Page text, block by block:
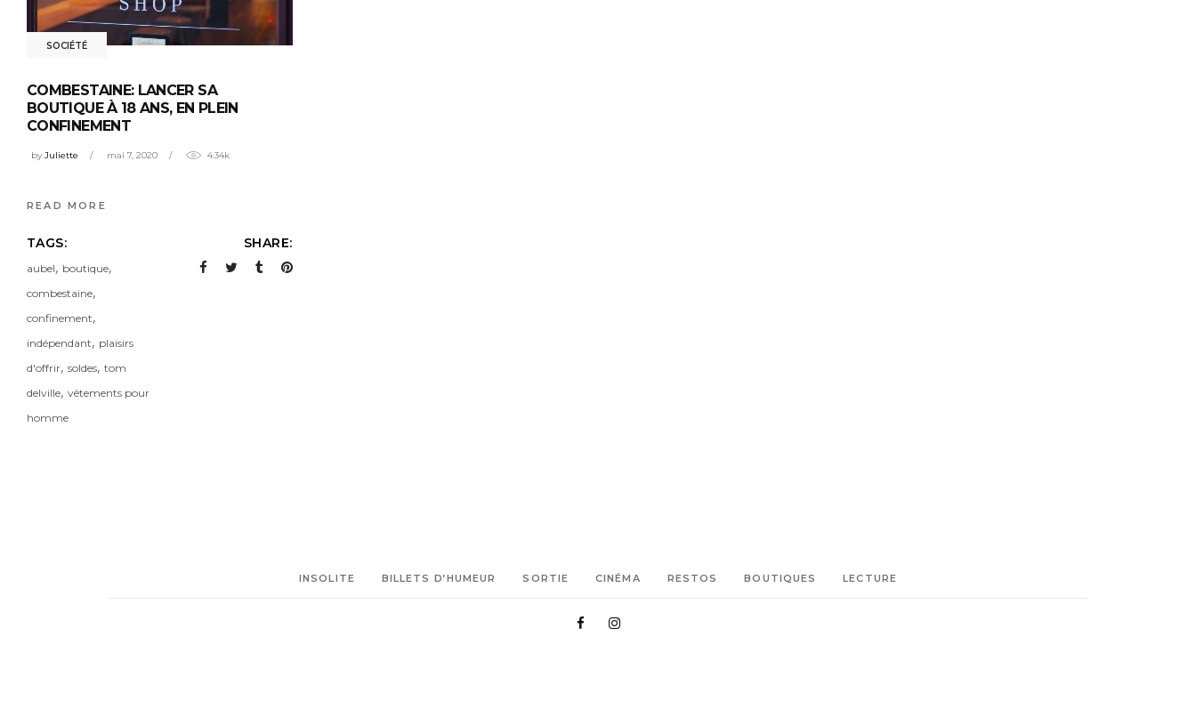
SOCIÉTÉ
COMBESTAINE: LANCER SA
BOUTIQUE À 18 ANS, EN PLEIN
CONFINEMENT
byJuliette mai 7, 2020 4.34k
READ MORE
TAGS:
aubel, boutique,
combestaine,
confinement,
indépendant, plaisirs
d'offrir, soldes, tom
delville, vêtements pour
homme
SHARE:
INSOLITE BILLETS D’HUMEUR SORTIE CINÉMA RESTOS BOUTIQUES LECTURE